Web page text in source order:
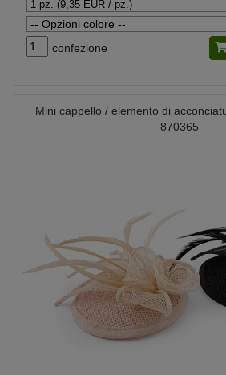
confezione
Mini cappello / elemento di
870365